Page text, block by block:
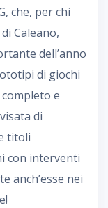
che, per chi
Caleano,
dell’anno
di giochi
e
di
titoli
con interventi
anch’esse nei